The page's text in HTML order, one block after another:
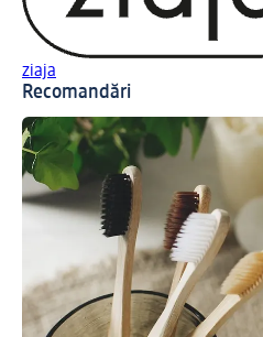
ziaja
Recomandări